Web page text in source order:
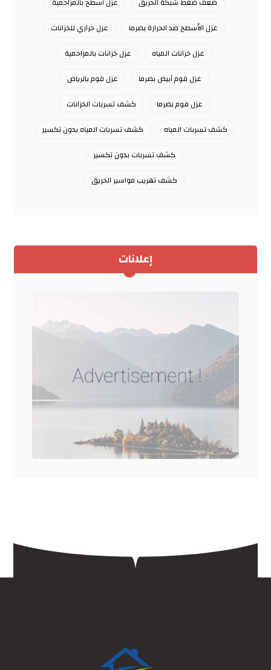
عزل الأسطح ضد الحرارة بضرما
عزل حراري للخزانات
عزل خزانات المياه
عزل خزانات بالمزاحمية
عزل فوم أبيض بضرما
عزل فوم بالرياض
عزل فوم بضرما
كشف تسربات الخزانات
كشف تسربات المياه
كشف تسربات المياه بدون تكسير
كشف تسربات بدون تكسير
كشف تهريب مواسير الحريق
إعلانات